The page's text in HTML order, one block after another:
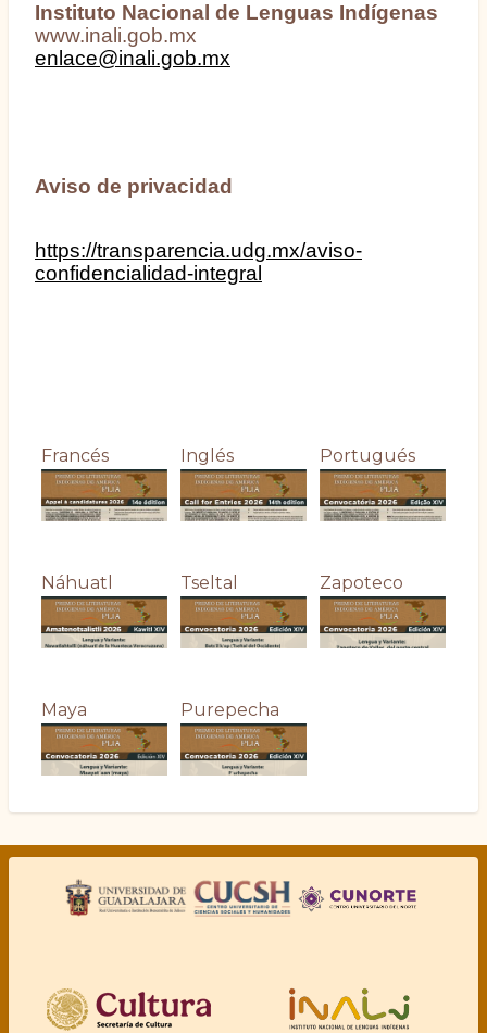
Instituto Nacional de Lenguas Indígenas
www.inali.gob.mx
enlace@inali.gob.mx
Aviso de privacidad
https://transparencia.udg.mx/aviso-
confidencialidad-integral
Francés Inglés Portugués
Náhuatl Tseltal Zapoteco
Maya Purepecha